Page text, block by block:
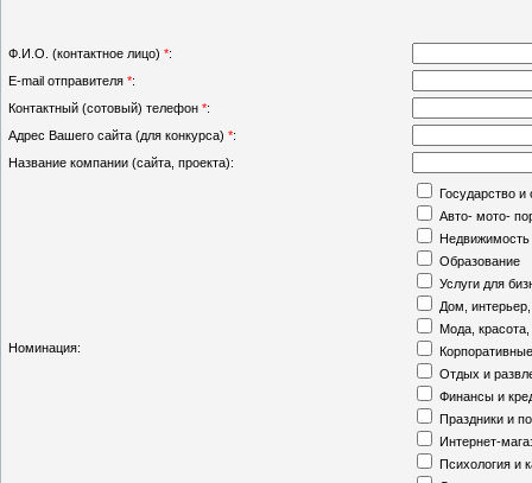
Ф.И.О. (контактное лицо) *:
E-mail отправителя *:
Контактный (сотовый) телефон *:
Адрес Вашего сайта (для конкурса) *:
Название компании (сайта, проекта):
Номинация:
Государство
Авто- мото-
Недвижимость
Образование
Услуги для
Дом,
Мода,
Отдых и
Финансы и
Праздники и
Интернет-
Психология и